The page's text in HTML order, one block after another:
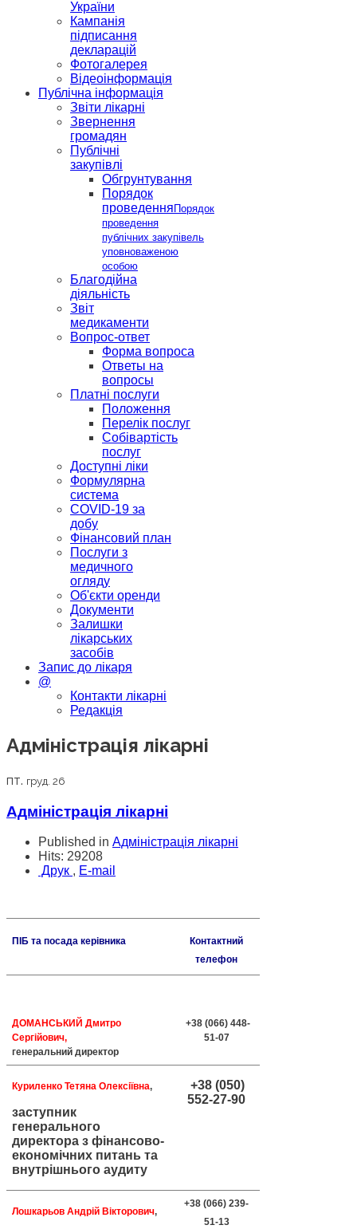
України
Кампанія
підписання
декларацій
Фотогалерея
Відеоінформація
Публічна інформація
Звіти лікарні
Звернення
громадян
Публічні
закупівлі
Обгрунтування
Порядок
проведення Порядок
проведення
публічних закупівель
уповноваженою
особою
Благодійна
діяльність
Звіт
медикаменти
Вопрос-ответ
Форма вопроса
Ответы на
вопросы
Платні послуги
Положення
Перелік послуг
Собівартість
послуг
Доступні ліки
Формулярна
система
COVID-19 за
добу
Фінансовий план
Послуги з
медичного
огляду
Об'єкти оренди
Документи
Залишки
лікарських
засобів
Запис до лікаря
@
Контакти лікарні
Редакція
Адміністрація лікарні
пт. груд. 26
Адміністрація лікарні
Published in Адміністрація лікарні
Hits: 29208
Друк , E-mail
ПІБ та посада керівника
Контактний
телефон
ДОМАНСЬКИЙ Дмитро
Сергійович,
генеральний директор
+38 (066) 448-
51-07
Куриленко Тетяна Олексіївна,
заступник
генерального
директора з фінансово-
економічних питань та
внутрішнього аудиту
+38 (050)
552-27-90
Лошкарьов Андрій Вікторович,
+38 (066) 239-
51-13